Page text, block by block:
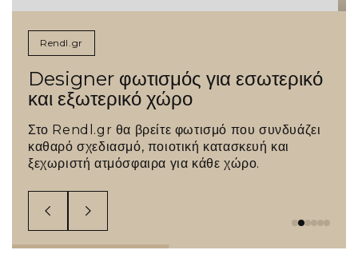
Rendl.gr
Designer φωτισμός για εσωτερικό
και εξωτερικό χώρο
Στο Rendl.gr θα βρείτε φωτισμό που συνδυάζει
καθαρό σχεδιασμό, ποιοτική κατασκευή και
ξεχωριστή ατμόσφαιρα για κάθε χώρο.